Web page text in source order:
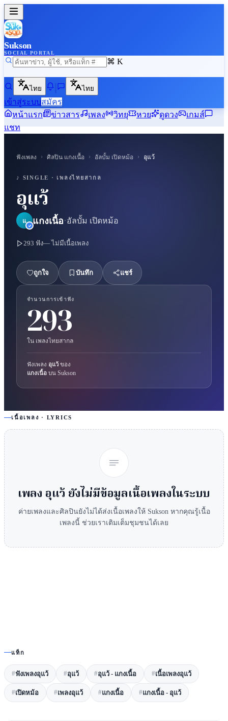
Sukson
SOCIAL PORTAL
⌘ K
ไทย ไทย
เข้าสู่ระบบสมัคร
หน้าแรก
ข่าวสาร เพลง วิทยุ หวย ดูดวง
เกมส์
แชท
ฟังเพลง › ศิลปิน แกงเนื้อ › อัลบั้ม เปิดหม้อ › อุแว้
♪ SINGLE · เพลงไทยสากล
อุแว้
แ แกงเนื้อ·อัลบั้ม เปิดหม้อ
293 ฟัง— ไม่มีเนื้อเพลง
ถูกใจ บันทึก แชร์
จำนวนการเข้าฟัง
293
ใน เพลงไทยสากล
ฟังเพลง อุแว้ ของ
แกงเนื้อ บน Sukson
เนื้อเพลง · LYRICS
เพลง อุแว้ ยังไม่มีข้อมูลเนื้อเพลงในระบบ
ค่ายเพลงและศิลปินยังไม่ได้ส่งเนื้อเพลงให้ Sukson หากคุณรู้เนื้อ
เพลงนี้ ช่วยเราเติมเต็มชุมชนได้เลย
แท็ก
#ฟังเพลงอุแว้ #อุแว้ #อุแว้ - แกงเนื้อ #เนื้อเพลงอุแว้
#เปิดหม้อ #เพลงอุแว้ #แกงเนื้อ #แกงเนื้อ - อุแว้